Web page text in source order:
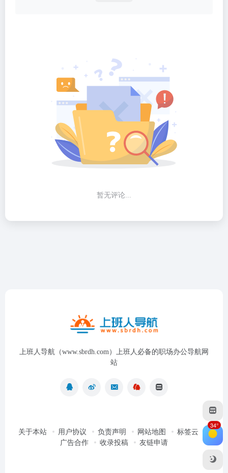
暂无评论...
上班人导航（www.sbrdh.com）上班人必备的职场办公导航网
站
关于本站 用户协议 负责声明 网站地图
标签云
广告合作
收录投稿 友链申请
34°